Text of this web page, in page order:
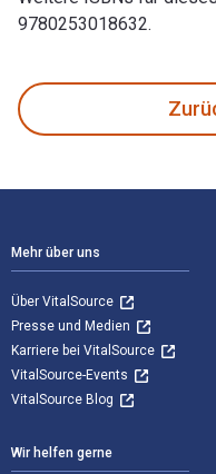
9780253018632.
Mehr über uns
Über VitalSource
Presse und Medien
Karriere bei VitalSource
VitalSource-Events
VitalSource Blog
Wir helfen gerne